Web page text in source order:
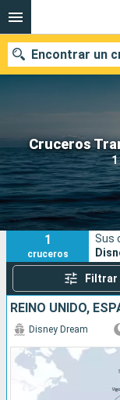
Cruceros
Encontrar un
Nuestros
Fecha de salida
Puertos
1
cruceros
Sus
Filtrar
Disney Dream